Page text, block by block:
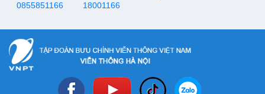
0855851166
18001166